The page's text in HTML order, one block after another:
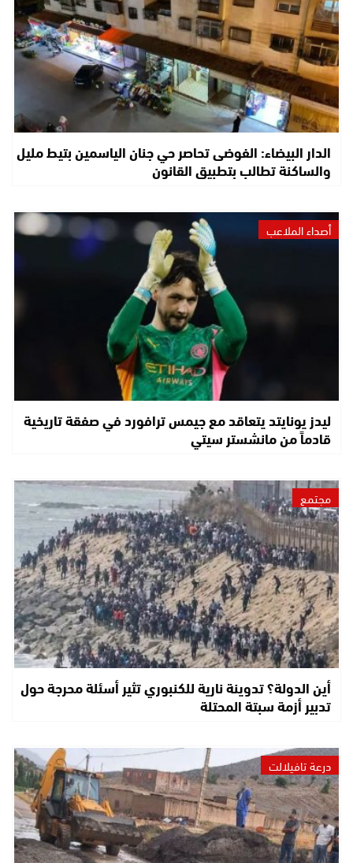
الدار البيضاء: الفوضى تحاصر حي جنان الياسمين بتيط مليل
والساكنة تطالب بتطبيق القانون
أصداء الملاعب
ليدز يونايتد يتعاقد مع جيمس ترافورد في صفقة تاريخية
قادماً من مانشستر سيتي
مجتمع
أين الدولة؟ تدوينة نارية للكنبوري تثير أسئلة محرجة حول
تدبير أزمة سبتة المحتلة
درعة تافيلالت